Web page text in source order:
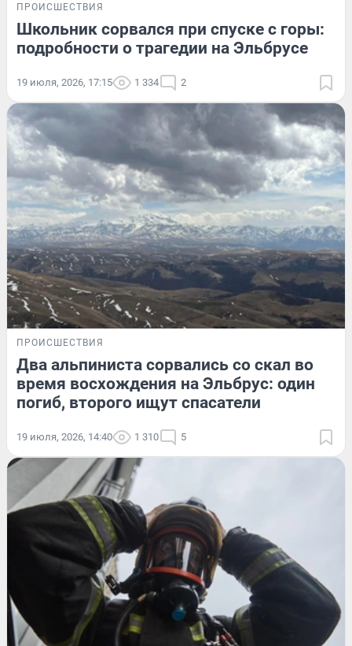
ПРОИСШЕСТВИЯ
Школьник сорвался при спуске с горы:
подробности о трагедии на Эльбрусе
19 июля, 2026, 17:15 1 334 2
ПРОИСШЕСТВИЯ
Два альпиниста сорвались со скал во
время восхождения на Эльбрус: один
погиб, второго ищут спасатели
19 июля, 2026, 14:40 1 310 5